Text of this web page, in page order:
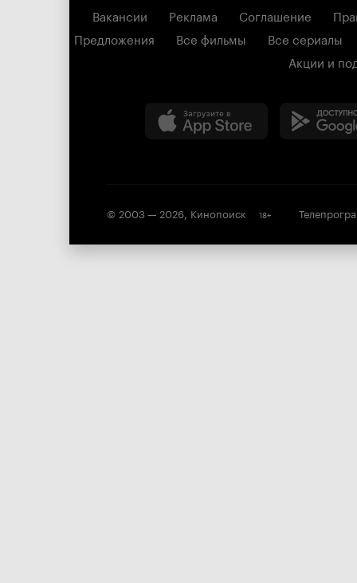
Вакансии Реклама Соглашение
Предложения
Все фильмы
Все сериалы
Акции и
© 2003 — 2026, Кинопоиск 18+